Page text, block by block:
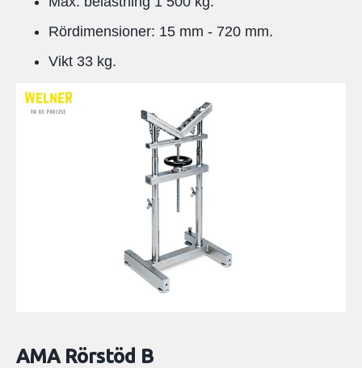
Rördimensioner: 15 mm - 720 mm.
Vikt 33 kg.
AMA Rörstöd B